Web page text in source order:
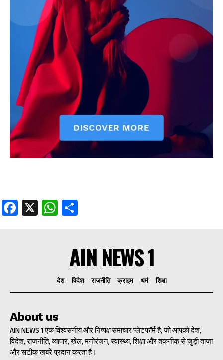
Facebook
X WhatsApp
AIN NEWS 1
देश विदेश राजनीति क्राइम धर्म शिक्षा
About us
AIN NEWS 1 एक विश्वसनीय और निष्पक्ष समाचार प्लेटफॉर्म है, जो आपको देश,
विदेश, राजनीति, व्यापार, खेल, मनोरंजन, स्वास्थ्य, शिक्षा और तकनीक से जुड़ी ताज़ा
और सटीक खबरें प्रदान करता है।